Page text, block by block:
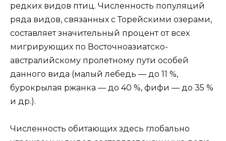
редких видов птиц. Численность популяций
ряда видов, связанных с Торейскими озерами,
составляет значительный процент от всех
мигрирующих по Восточноазиатско-
австралийскому пролетному пути особей
данного вида (малый лебедь — до 11 %,
бурокрылая ржанка — до 40 %, фифи — до 35 %
и др.).
Численность обитающих здесь глобально